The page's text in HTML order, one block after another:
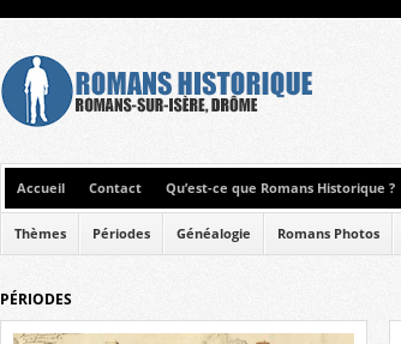
Accueil Contact Qu’est-ce que Romans Historique ?
Thèmes Périodes Généalogie Romans Photos
PÉRIODES